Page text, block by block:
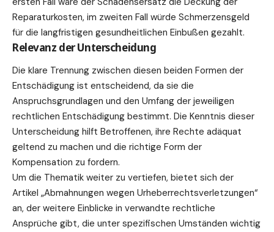
Reparaturkosten, im zweiten Fall würde Schmerzensgeld
für die langfristigen gesundheitlichen Einbußen gezahlt.
Relevanz der Unterscheidung
Die klare Trennung zwischen diesen beiden Formen der
Entschädigung ist entscheidend, da sie die
Anspruchsgrundlagen und den Umfang der jeweiligen
rechtlichen Entschädigung bestimmt. Die Kenntnis dieser
Unterscheidung hilft Betroffenen, ihre Rechte adäquat
geltend zu machen und die richtige Form der
Kompensation zu fordern.
Um die Thematik weiter zu vertiefen, bietet sich der
Artikel „Abmahnungen wegen Urheberrechtsverletzungen“
an, der weitere Einblicke in verwandte rechtliche
Ansprüche gibt, die unter spezifischen Umständen wichtig